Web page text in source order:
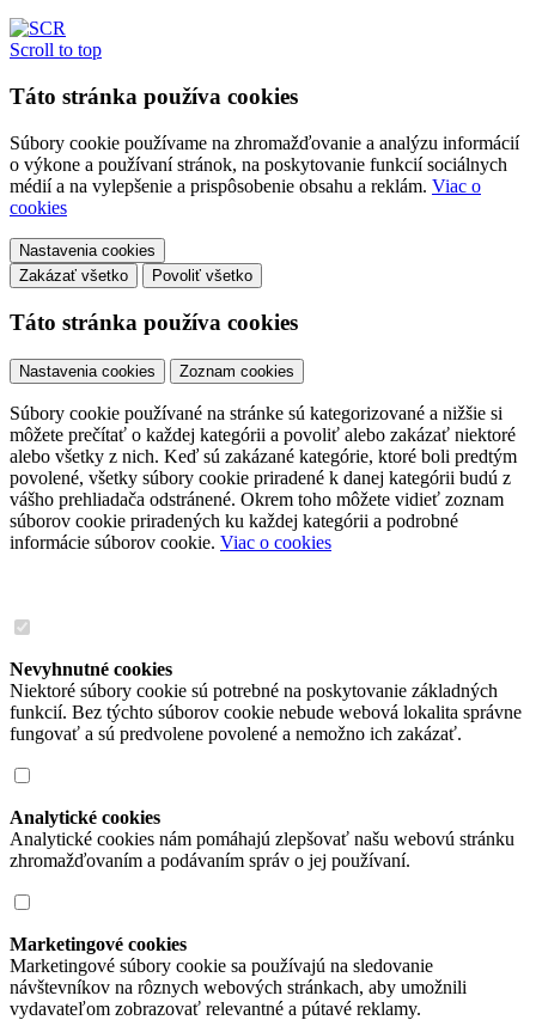
Scroll to top
Táto stránka používa cookies
Súbory cookie používame na zhromažďovanie a analýzu informácií
o výkone a používaní stránok, na poskytovanie funkcií sociálnych
médií a na vylepšenie a prispôsobenie obsahu a reklám. Viac o
cookies
Nastavenia cookies
Zakázať všetko
Povoliť všetko
Táto stránka používa cookies
Nastavenia cookies Zoznam cookies
Súbory cookie používané na stránke sú kategorizované a nižšie si
môžete prečítať o každej kategórii a povoliť alebo zakázať niektoré
alebo všetky z nich. Keď sú zakázané kategórie, ktoré boli predtým
povolené, všetky súbory cookie priradené k danej kategórii budú z
vášho prehliadača odstránené. Okrem toho môžete vidieť zoznam
súborov cookie priradených ku každej kategórii a podrobné
informácie súborov cookie. Viac o cookies
Nevyhnutné cookies
Niektoré súbory cookie sú potrebné na poskytovanie základných
funkcií. Bez týchto súborov cookie nebude webová lokalita správne
fungovať a sú predvolene povolené a nemožno ich zakázať.
Analytické cookies
Analytické cookies nám pomáhajú zlepšovať našu webovú stránku
zhromažďovaním a podávaním správ o jej používaní.
Marketingové cookies
Marketingové súbory cookie sa používajú na sledovanie
návštevníkov na rôznych webových stránkach, aby umožnili
vydavateľom zobrazovať relevantné a pútavé reklamy.